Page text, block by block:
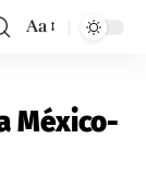
Aa
México-